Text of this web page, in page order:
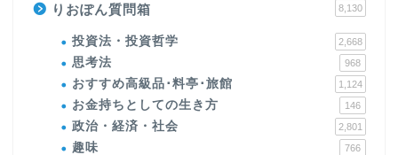
りおぽん質問箱 8,130
投資法・投資哲学 2,668
思考法 968
おすすめ高級品･料亭･旅館 1,124
お金持ちとしての生き方 146
政治・経済・社会 2,801
趣味 766